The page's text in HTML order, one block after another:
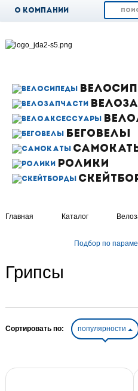
О компании
оплата
Гарантия
Контакты
Новости
БЕГОВЕЛЫ
РОЛИКИ
Главная Каталог
Подбор по
Грипсы
Сортировать по: популярности